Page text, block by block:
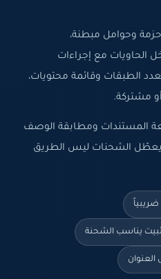
وحوامل مبطنة،
الحاويات مع إجراءات
الطبقات وقائمة محتويات،
مشتركة.
المستندات ومطابقة الوصف
يعطّل الشحنات ليس الطريق
يناسب الشحنة